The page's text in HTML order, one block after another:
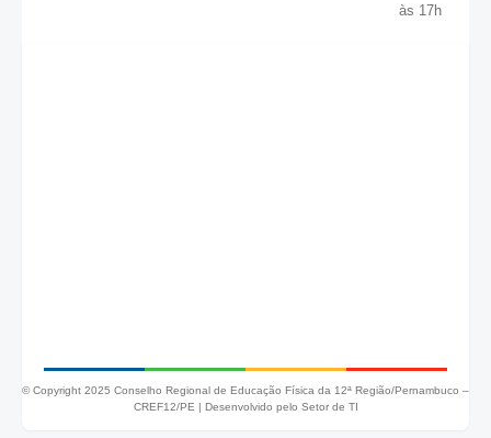
às 17h
© Copyright 2025 Conselho Regional de Educação Física da 12ª Região/Pernambuco –
CREF12/PE | Desenvolvido pelo Setor de TI